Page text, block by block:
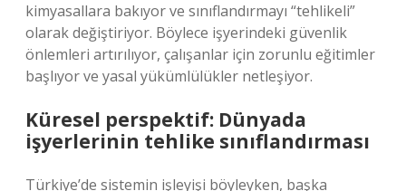
kimyasallara bakıyor ve sınıflandırmayı “tehlikeli”
olarak değiştiriyor. Böylece işyerindeki güvenlik
önlemleri artırılıyor, çalışanlar için zorunlu eğitimler
başlıyor ve yasal yükümlülükler netleşiyor.
Küresel perspektif: Dünyada
işyerlerinin tehlike sınıflandırması
Türkiye’de sistemin işleyişi böyleyken, başka